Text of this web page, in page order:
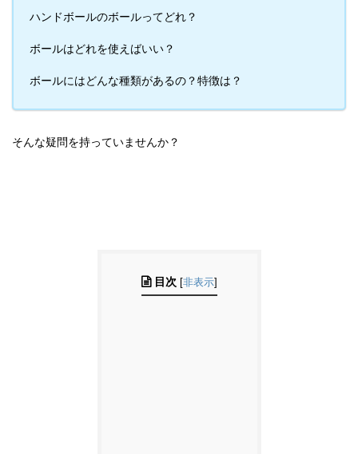
ハンドボールのボールってどれ？
ボールはどれを使えばいい？
ボールにはどんな種類があるの？特徴は？
そんな疑問を持っていませんか？
目次 [非表示]